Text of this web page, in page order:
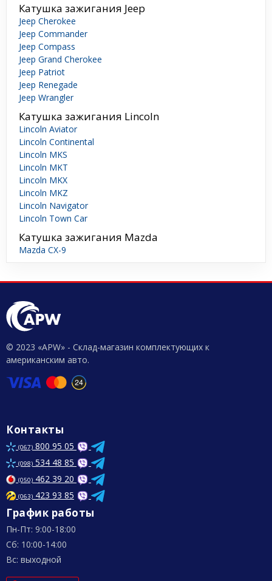
Катушка зажигания Jeep
Jeep Cherokee
Jeep Commander
Jeep Compass
Jeep Grand Cherokee
Jeep Patriot
Jeep Renegade
Jeep Wrangler
Катушка зажигания Lincoln
Lincoln Aviator
Lincoln Continental
Lincoln MKS
Lincoln MKT
Lincoln MKX
Lincoln MKZ
Lincoln Navigator
Lincoln Town Car
Катушка зажигания Mazda
Mazda CX-9
© 2023 «APW» - Склад-магазин комплектующих к
американским авто.
Контакты
(067) 800 95 05
(098) 534 48 85
(050) 462 39 20
(063) 423 93 85
График работы
Пн-Пт: 9:00-18:00
Сб: 10:00-14:00
Вс: выходной